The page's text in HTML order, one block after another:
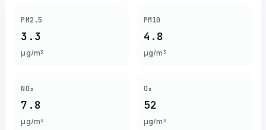
PM2.5
3.3
µg/m³
PM10
4.8
µg/m³
NO₂
7.8
µg/m³
O₃
52
µg/m³